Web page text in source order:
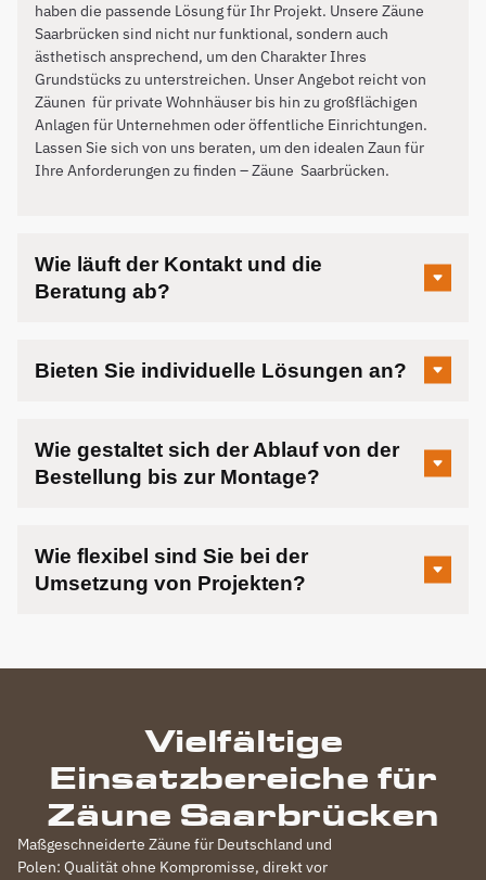
haben die passende Lösung für Ihr Projekt. Unsere Zäune
Saarbrücken sind nicht nur funktional, sondern auch
ästhetisch ansprechend, um den Charakter Ihres
Grundstücks zu unterstreichen. Unser Angebot reicht von
Zäunen für private Wohnhäuser bis hin zu großflächigen
Anlagen für Unternehmen oder öffentliche Einrichtungen.
Lassen Sie sich von uns beraten, um den idealen Zaun für
Ihre Anforderungen zu finden – Zäune Saarbrücken.
Wie läuft der Kontakt und die
Beratung ab?
Bieten Sie individuelle Lösungen an?
Wie gestaltet sich der Ablauf von der
Bestellung bis zur Montage?
Wie flexibel sind Sie bei der
Umsetzung von Projekten?
Vielfältige
Einsatzbereiche für
Zäune Saarbrücken
Maßgeschneiderte Zäune für Deutschland und
Polen: Qualität ohne Kompromisse, direkt vor